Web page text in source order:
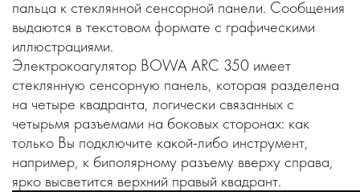
пальца к стеклянной сенсорной панели. Сообщения
выдаются в текстовом формате с графическими
иллюстрациями.
Электрокоагулятор BOWA ARC 350 имеет
стеклянную сенсорную панель, которая разделена
на четыре квадранта, логически связанных с
четырьмя разъемами на боковых сторонах: как
только Вы подключите какой-либо инструмент,
например, к биполярному разъему вверху справа,
ярко высветится верхний правый квадрант.